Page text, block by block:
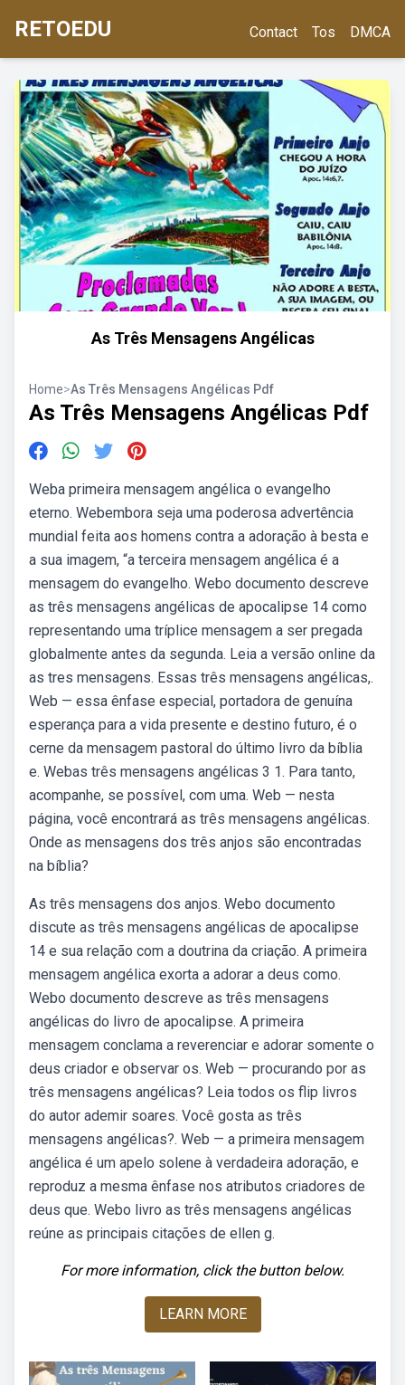
RETOEDU Contact Tos DMCA
As Três Mensagens Angélicas
Home>As Três Mensagens Angélicas Pdf
As Três Mensagens Angélicas Pdf
Weba primeira mensagem angélica o evangelho
eterno. Webembora seja uma poderosa advertência
mundial feita aos homens contra a adoração à besta e
a sua imagem, “a terceira mensagem angélica é a
mensagem do evangelho. Webo documento descreve
as três mensagens angélicas de apocalipse 14 como
representando uma tríplice mensagem a ser pregada
globalmente antes da segunda. Leia a versão online da
as tres mensagens. Essas três mensagens angélicas,.
Web — essa ênfase especial, portadora de genuína
esperança para a vida presente e destino futuro, é o
cerne da mensagem pastoral do último livro da bíblia
e. Webas três mensagens angélicas 3 1. Para tanto,
acompanhe, se possível, com uma. Web — nesta
página, você encontrará as três mensagens angélicas.
Onde as mensagens dos três anjos são encontradas
na bíblia?
As três mensagens dos anjos. Webo documento
discute as três mensagens angélicas de apocalipse
14 e sua relação com a doutrina da criação. A primeira
mensagem angélica exorta a adorar a deus como.
Webo documento descreve as três mensagens
angélicas do livro de apocalipse. A primeira
mensagem conclama a reverenciar e adorar somente o
deus criador e observar os. Web — procurando por as
três mensagens angélicas? Leia todos os flip livros
do autor ademir soares. Você gosta as três
mensagens angélicas?. Web — a primeira mensagem
angélica é um apelo solene à verdadeira adoração, e
reproduz a mesma ênfase nos atributos criadores de
deus que. Webo livro as três mensagens angélicas
reúne as principais citações de ellen g.
For more information, click the button below.
LEARN MORE